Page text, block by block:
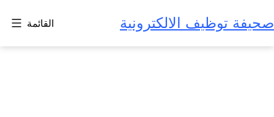
إلى
المحتوى
صحيفة توظيف الالكترونية القائمة